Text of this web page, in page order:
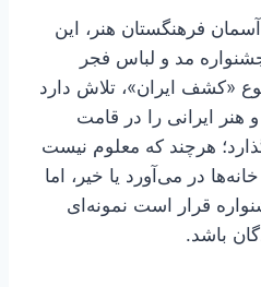
فرهنگستان هنر، این
مد و لباس فجر
«کشف ایران»، تلاش دارد
ایرانی را در قامت
هرچند که معلوم نیست
در می‌آورد یا خیر، اما
قرار است نمونه‌ای
باشد.